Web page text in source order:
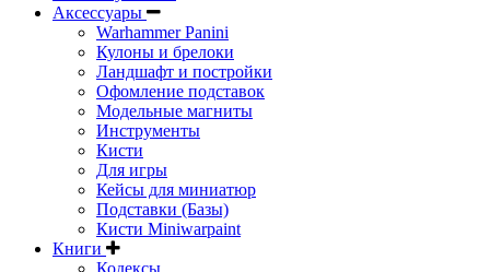
Аксессуары
Warhammer Panini
Кулоны и брелоки
Ландшафт и постройки
Офомление подставок
Модельные магниты
Инструменты
Кисти
Для игры
Кейсы для миниатюр
Подставки (Базы)
Кисти Miniwarpaint
Книги
Кодексы